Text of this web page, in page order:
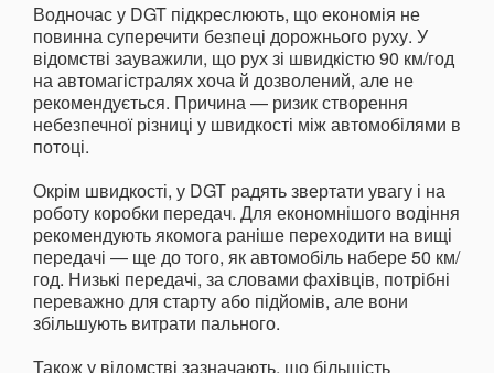
Водночас у DGT підкреслюють, що економія не
повинна суперечити безпеці дорожнього руху. У
відомстві зауважили, що рух зі швидкістю 90 км/год
на автомагістралях хоча й дозволений, але не
рекомендується. Причина — ризик створення
небезпечної різниці у швидкості між автомобілями в
потоці.
Окрім швидкості, у DGT радять звертати увагу і на
роботу коробки передач. Для економнішого водіння
рекомендують якомога раніше переходити на вищі
передачі — ще до того, як автомобіль набере 50 км/
год. Низькі передачі, за словами фахівців, потрібні
переважно для старту або підйомів, але вони
збільшують витрати пального.
Також у відомстві зазначають, що більшість